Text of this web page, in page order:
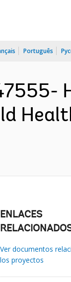
Português
ENLACES
Ver documentos
los proyectos